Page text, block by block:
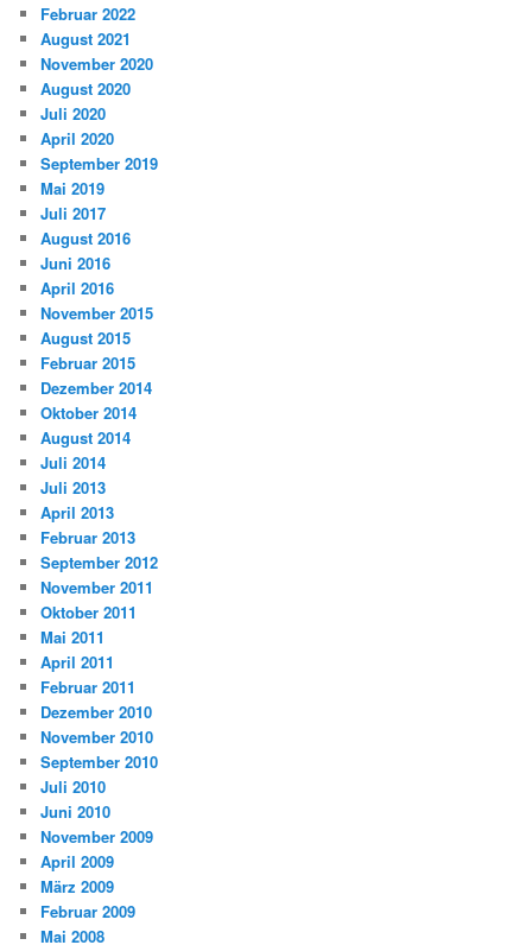
Februar 2022
August 2021
November 2020
August 2020
Juli 2020
April 2020
September 2019
Mai 2019
Juli 2017
August 2016
Juni 2016
April 2016
November 2015
August 2015
Februar 2015
Dezember 2014
Oktober 2014
August 2014
Juli 2014
Juli 2013
April 2013
Februar 2013
September 2012
November 2011
Oktober 2011
Mai 2011
April 2011
Februar 2011
Dezember 2010
November 2010
September 2010
Juli 2010
Juni 2010
November 2009
April 2009
März 2009
Februar 2009
Mai 2008